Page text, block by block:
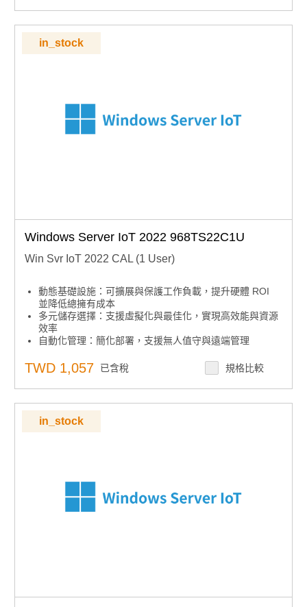
下單須知：嵌入式授權產品下單後不可取消、退貨或退
款，下單前請確認型號正確
in_stock
Windows Server IoT 2022 968TS22C1U
Win Svr IoT 2022 CAL (1 User)
動態基礎設施：可擴展與保護工作負載，提升硬體 ROI
並降低總擁有成本
多元儲存選擇：支援虛擬化與最佳化，實現高效能與資源
效率
自動化管理：簡化部署，支援無人值守與遠端管理
助設備鎖定
TWD 1,057 已含稅 規格比較
in_stock